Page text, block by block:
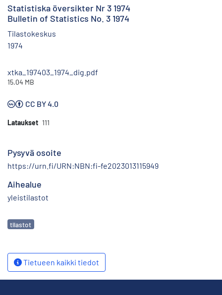
Statistiska översikter Nr 3 1974
Bulletin of Statistics No. 3 1974
Tilastokeskus
1974
xtka_197403_1974_dig.pdf
15.04 MB
CC BY 4.0
Lataukset 111
Pysyvä osoite
https://urn.fi/URN:NBN:fi-fe2023013115949
Aihealue
yleistilastot
Avainsanat
tilastot
Tietueen kaikki tiedot